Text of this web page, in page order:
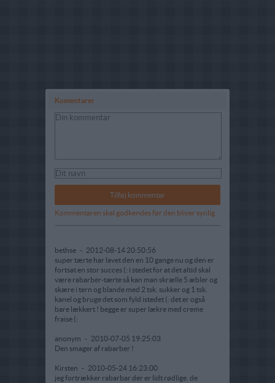
Komentarer
Kommentaren skal godkendes før den bliver synlig
bethse - 2012-08-14 20:50:56
super tærte har lavet den en 10 gange nu og den er
fortsat en stor succes (: i stedet for at det altid skal
være rabarber-tærte så kan man skrælle 5 æbler og
skære i tern og blande med 2 tsk. sukker og 1 tsk.
kanel og bruge det som fyld istedet (: det er også
bare lækkert ! begge er super lækre med creme
fraise (:
anonym - 2010-07-05 19:25:03
Den smager af rabarber !
Kirsten - 2010-05-24 16:23:00
jeg fortrækker rabarbar der er lidt rødlige. de